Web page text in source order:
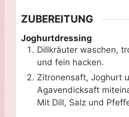
ZUBEREITUNG
Joghurtdressing
Dillkräuter waschen,
und fein hacken.
Zitronensaft, Joghurt
Agavendicksaft
Mit Dill, Salz und